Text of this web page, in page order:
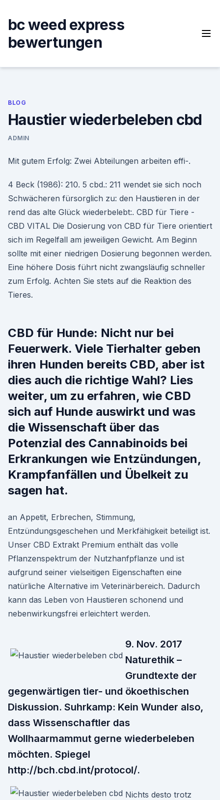
content
bc weed express
bewertungen
BLOG
Haustier wiederbeleben cbd
ADMIN
Mit gutem Erfolg: Zwei Abteilungen arbeiten effi-.
4 Beck (1986): 210. 5 cbd.: 211 wendet sie sich noch
Schwächeren fürsorglich zu: den Haustieren in der
rend das alte Glück wiederbelebt:. CBD für Tiere -
CBD VITAL Die Dosierung von CBD für Tiere orientiert
sich im Regelfall am jeweiligen Gewicht. Am Beginn
sollte mit einer niedrigen Dosierung begonnen werden.
Eine höhere Dosis führt nicht zwangsläufig schneller
zum Erfolg. Achten Sie stets auf die Reaktion des
Tieres.
CBD für Hunde: Nicht nur bei
Feuerwerk. Viele Tierhalter geben
ihren Hunden bereits CBD, aber ist
dies auch die richtige Wahl? Lies
weiter, um zu erfahren, wie CBD
sich auf Hunde auswirkt und was
die Wissenschaft über das
Potenzial des Cannabinoids bei
Erkrankungen wie Entzündungen,
Krampfanfällen und Übelkeit zu
sagen hat.
an Appetit, Erbrechen, Stimmung,
Entzündungsgeschehen und Merkfähigkeit beteiligt ist.
Unser CBD Extrakt Premium enthält das volle
Pflanzenspektrum der Nutzhanfpflanze und ist
aufgrund seiner vielseitigen Eigenschaften eine
natürliche Alternative im Veterinärbereich. Dadurch
kann das Leben von Haustieren schonend und
nebenwirkungsfrei erleichtert werden.
9. Nov. 2017
Naturethik –
Grundtexte der
gegenwärtigen tier- und ökoethischen
Diskussion. Suhrkamp: Kein Wunder also,
dass Wissenschaftler das
Wollhaarmammut gerne wiederbeleben
möchten. Spiegel
http://bch.cbd.int/protocol/.
Nichts desto trotz